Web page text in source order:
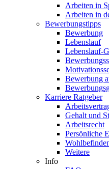
Arbeiten in
Arbeiten in
Bewerbungstipps
Bewerbung
Lebenslauf
Lebenslauf-
Bewerbung
Karriere Ratgeber
Gehalt und
Arbeitsrecht
Persönliche
Weitere
Info